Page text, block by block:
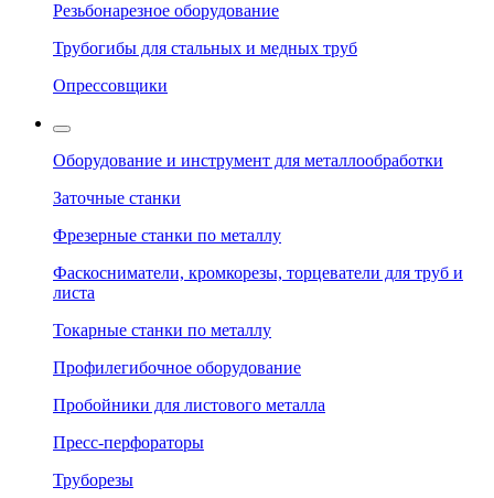
Резьбонарезное оборудование
Трубогибы для стальных и медных труб
Опрессовщики
Оборудование и инструмент для металлообработки
Заточные станки
Фрезерные станки по металлу
Фаскосниматели, кромкорезы, торцеватели для труб и
листа
Токарные станки по металлу
Профилегибочное оборудование
Пробойники для листового металла
Пресс-перфораторы
Труборезы